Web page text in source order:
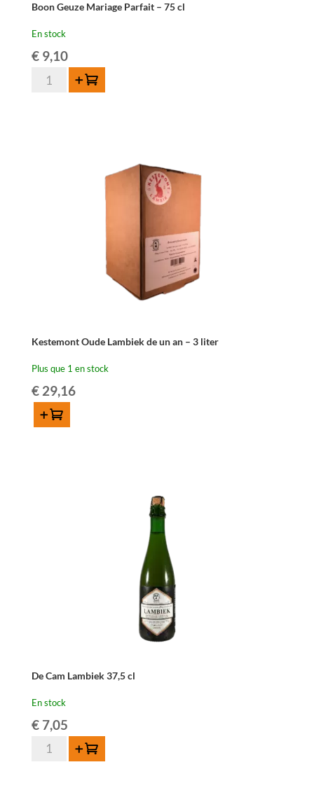
Boon Geuze Mariage Parfait – 75 cl
En stock
€9,10
quantité
Ajouter au panier
Kestemont Oude Lambiek de un an – 3 liter
Plus que 1 en stock
€29,16
Ajouter au panier
De Cam Lambiek 37,5 cl
En stock
€7,05
quantité
Ajouter au panier